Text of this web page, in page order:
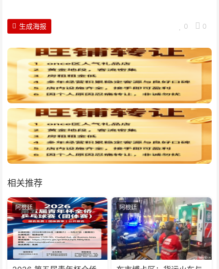
0 0
生成海报
相关推荐
阿根廷 阿根廷